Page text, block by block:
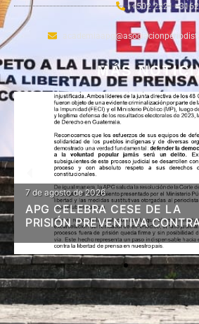
+502 2221 - 3162
MÁS
7 de agosto de 2026
APG CELEBRA CESE DE LA
PRISIÓN PREVENTIVA
DIRIGENTES DE 48
RESOLUCIÓN EN FIRME DE
LIBERTAD Y MEDIDAS A